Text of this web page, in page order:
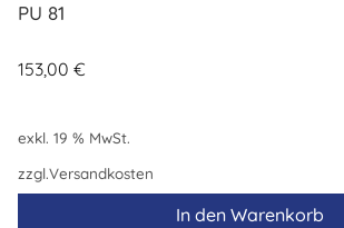
PU 81
153,00 €
exkl. 19 % MwSt.
zzgl.Versandkosten
In den Warenkorb